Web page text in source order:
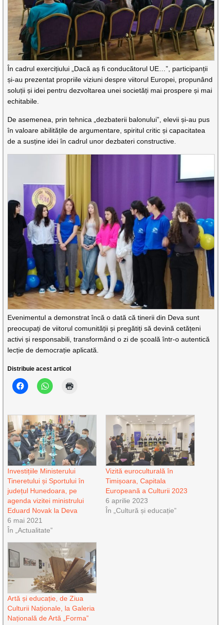
În cadrul exercițiului „Dacă aș fi conducătorul UE…”, participanții
și-au prezentat propriile viziuni despre viitorul Europei, propunând
soluții și idei pentru dezvoltarea unei societăți mai prospere și mai
echitabile.
De asemenea, prin tehnica „dezbaterii balonului”, elevii și-au pus
în valoare abilitățile de argumentare, spiritul critic și capacitatea
de a susține idei în cadrul unor dezbateri constructive.
Evenimentul a demonstrat încă o dată că tinerii din Deva sunt
preocupați de viitorul comunității și pregătiți să devină cetățeni
activi și responsabili, transformând o zi de școală într-o autentică
lecție de democrație aplicată.
Distribuie acest articol
Investițiile Ministerului
Tineretului și Sportului în
județul Hunedoara, pe
agenda vizitei ministrului
Eduard Novak la Deva
6 mai 2021
În „Actualitate”
Vizită euroculturală în
Timișoara, Capitala
Europeană a Culturii 2023
6 aprilie 2023
În „Cultură și educație”
Artă și educație, de Ziua
Culturii Naționale, la Galeria
Națională de Artă „Forma”